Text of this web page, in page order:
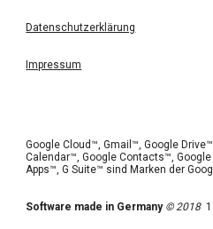
Datenschutzerklärung
Impressum
Google Cloud™, Gmail™, Google
Calendar™, Google Contacts™,
Apps™, G Suite™ sind Marken der
Software made in Germany © 2018